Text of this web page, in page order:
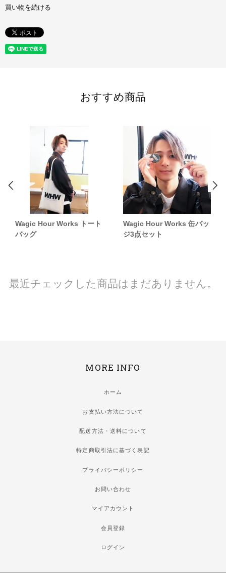
買い物を続ける
おすすめ商品
Wagic Hour Works トート
バッグ
Wagic Hour Works 缶バッ
ジ3点セット
最近チェックした商品はまだありません。
MORE INFO
ホーム
お支払い方法について
配送方法・送料について
特定商取引法に基づく表記
プライバシーポリシー
お問い合わせ
マイアカウント
会員登録
ログイン